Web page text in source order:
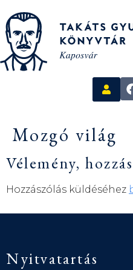
Mozgó világ
Vélemény,
Hozzászólás küldéséhez
Nyitvatartás